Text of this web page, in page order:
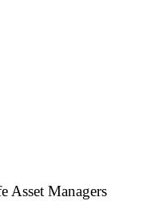
Asset Managers